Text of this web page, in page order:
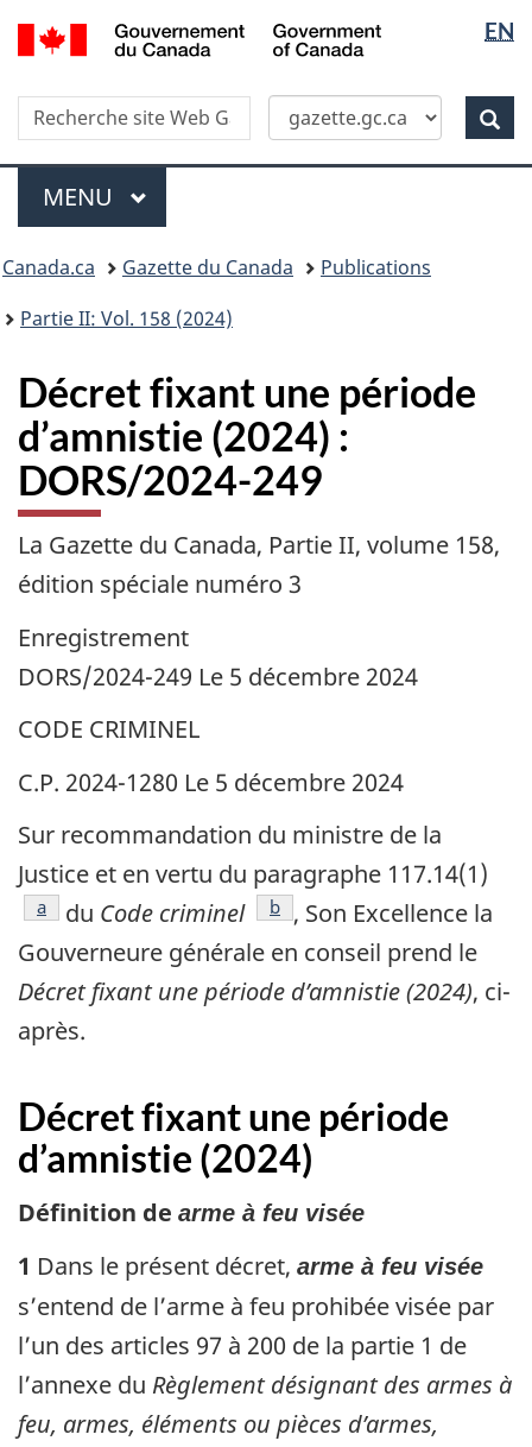
Skip
to
content
Passer
à
version
HTML
simplifiée
la
langue
EN
Canada
Recherche
Recherche
dans
site
Web
Menu
MENU PRINCIPAL
�tes
ici
Canada.ca Gazette du Canada
Publications
Partie II: Vol. 158 (2024)
Décret fixant une période
d’amnistie (2024) :
DORS/2024-249
La Gazette du Canada, Partie II, volume 158,
édition spéciale numéro 3
Enregistrement
DORS/2024-249 Le 5 décembre 2024
CODE CRIMINEL
C.P. 2024-1280 Le 5 décembre 2024
Sur recommandation du ministre de la
Justice et en vertu du paragraphe 117.14(1)
référence
a du Code criminel référence
b , Son Excellence la
Gouverneure générale en conseil prend le
Décret fixant une période d’amnistie (2024), ci-
après.
Décret fixant une période
d’amnistie (2024)
Définition de arme à feu visée
1 Dans le présent décret, arme à feu visée
s’entend de l’arme à feu prohibée visée par
l’un des articles 97 à 200 de la partie 1 de
l’annexe du Règlement désignant des armes à
feu, armes, éléments ou pièces d’armes,